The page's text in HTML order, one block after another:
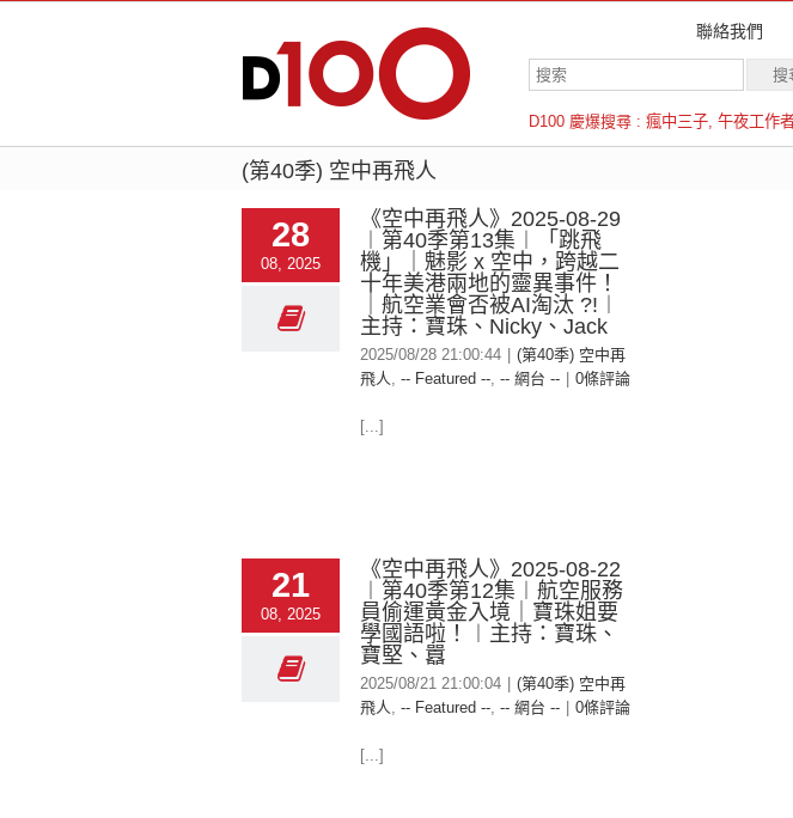
聯絡我們
D100 慶爆搜尋 : 瘋中三子, 午夜工作
羅倫斯
(第40季) 空中再飛人
28
08, 2025
《空中再飛人》2025-08-29
︱第40季第13集︱「跳飛
機」｜魅影 x 空中，跨越二
十年美港兩地的靈異事件！
｜航空業會否被AI淘汰 ?!︱
主持：寶珠、Nicky、Jack
2025/08/28 21:00:44
(第40季) 空中再
飛人, -- Featured --, -- 網台 -- 0條評論
[...]
21
08, 2025
《空中再飛人》2025-08-22
︱第40季第12集︱航空服務
員偷運黃金入境｜寶珠姐要
學國語啦！︱主持：寶珠、
寶堅、囂
2025/08/21 21:00:04
(第40季) 空中再
飛人, -- Featured --, -- 網台 -- 0條評論
[...]